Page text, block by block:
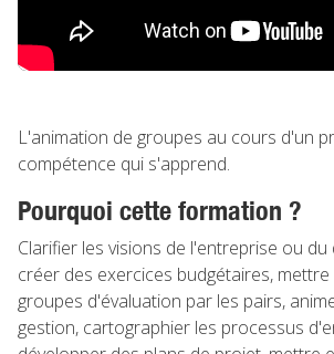
L'animation de groupes au cours d'un
compétence qui s'apprend.
Pourquoi cette formation ?
Clarifier les visions de l'entreprise ou
créer des exercices budgétaires,
groupes d'évaluation par les pairs,
gestion, cartographier les processus